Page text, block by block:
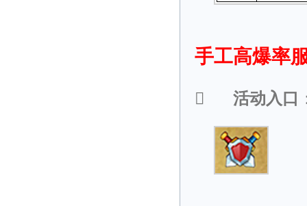
手工高爆率
 活动入口